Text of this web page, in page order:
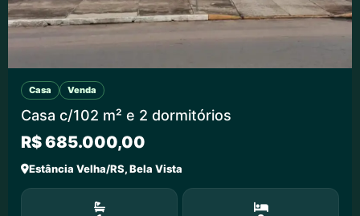
Casa Venda
Casa c/102 m² e 2 dormitórios
R$ 685.000,00
Estância Velha/RS, Bela Vista